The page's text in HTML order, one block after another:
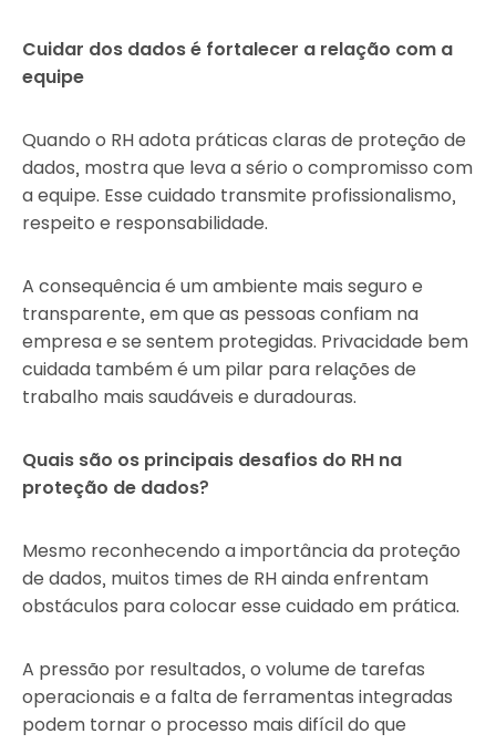
Cuidar dos dados é fortalecer a relação com a
equipe
Quando o RH adota práticas claras de proteção de
dados, mostra que leva a sério o compromisso com
a equipe. Esse cuidado transmite profissionalismo,
respeito e responsabilidade.
A consequência é um ambiente mais seguro e
transparente, em que as pessoas confiam na
empresa e se sentem protegidas. Privacidade bem
cuidada também é um pilar para relações de
trabalho mais saudáveis e duradouras.
Quais são os principais desafios do RH na
proteção de dados?
Mesmo reconhecendo a importância da proteção
de dados, muitos times de RH ainda enfrentam
obstáculos para colocar esse cuidado em prática.
A pressão por resultados, o volume de tarefas
operacionais e a falta de ferramentas integradas
podem tornar o processo mais difícil do que